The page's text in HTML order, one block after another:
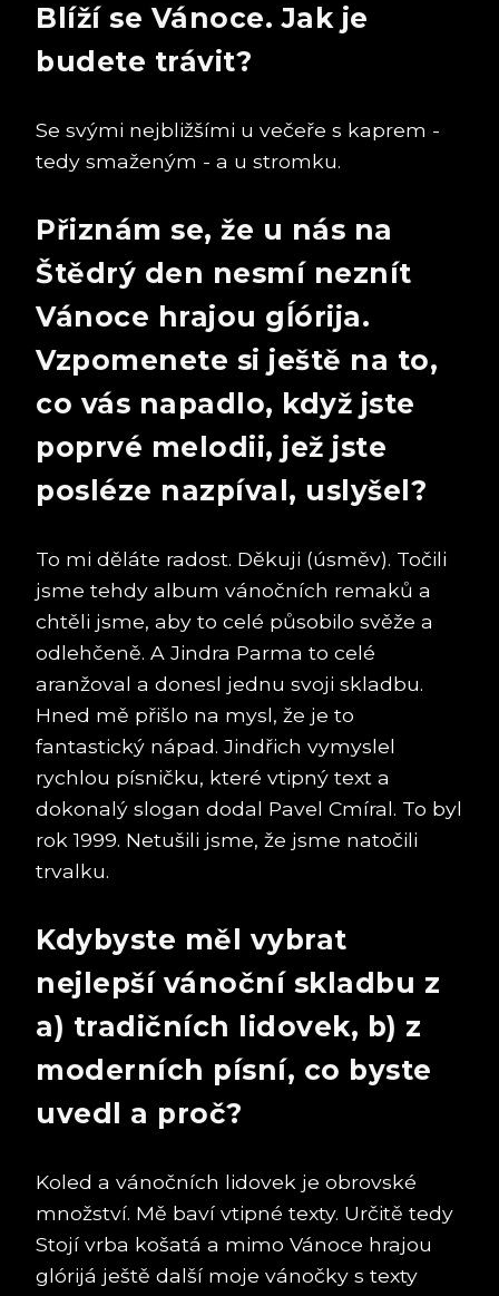
Blíží se Vánoce. Jak je
budete trávit?
Se svými nejbližšími u večeře s kaprem -
tedy smaženým - a u stromku.
Přiznám se, že u nás na
Štědrý den nesmí neznít
Vánoce hrajou gĺórija.
Vzpomenete si ještě na to,
co vás napadlo, když jste
poprvé melodii, jež jste
posléze nazpíval, uslyšel?
To mi děláte radost. Děkuji (úsměv). Točili
jsme tehdy album vánočních remaků a
chtěli jsme, aby to celé působilo svěže a
odlehčeně. A Jindra Parma to celé
aranžoval a donesl jednu svoji skladbu.
Hned mě přišlo na mysl, že je to
fantastický nápad. Jindřich vymyslel
rychlou písničku, které vtipný text a
dokonalý slogan dodal Pavel Cmíral. To byl
rok 1999. Netušili jsme, že jsme natočili
trvalku.
Kdybyste měl vybrat
nejlepší vánoční skladbu z
a) tradičních lidovek, b) z
moderních písní, co byste
uvedl a proč?
Koled a vánočních lidovek je obrovské
množství. Mě baví vtipné texty. Určitě tedy
Stojí vrba košatá a mimo Vánoce hrajou
glórijá ještě další moje vánočky s texty